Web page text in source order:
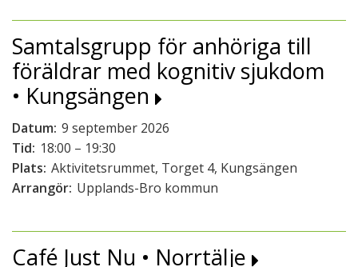
Samtalsgrupp för anhöriga till
föräldrar med kognitiv sjukdom
• Kungsängen
Datum: 9 september 2026
Tid: 18:00 – 19:30
Plats: Aktivitetsrummet, Torget 4, Kungsängen
Arrangör: Upplands-Bro kommun
Café Just Nu • Norrtälje